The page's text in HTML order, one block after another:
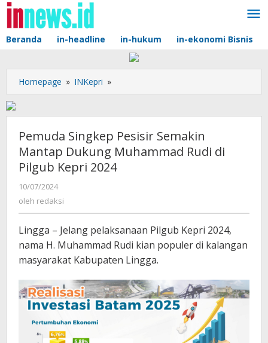
Lewati
konten
Beranda in-headline in-hukum in-ekonomi Bisnis
Homepage » INKepri »
Singkep
Semakin
Mantap
Dukung
Muhammad
Rudi
Pemuda Singkep Pesisir Semakin
Mantap Dukung Muhammad Rudi di
Pilgub Kepri 2024
10/07/2024
redaksi
oleh redaksi
Lingga – Jelang pelaksanaan Pilgub Kepri 2024,
nama H. Muhammad Rudi kian populer di kalangan
masyarakat Kabupaten Lingga.